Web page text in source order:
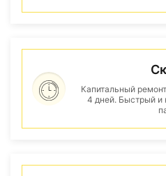
Капитальный
4 дней. Быстрый и